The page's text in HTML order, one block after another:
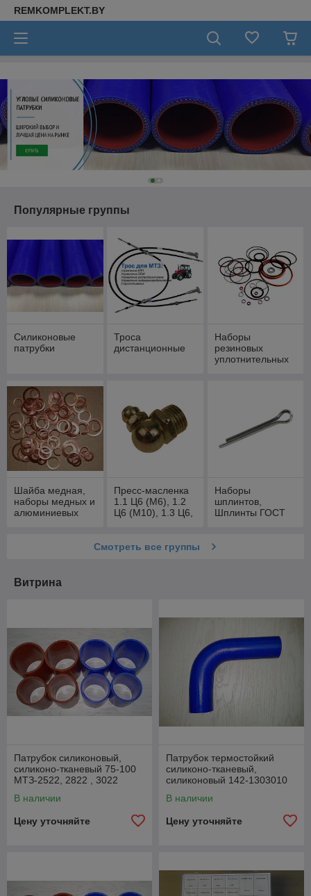
REMKOMPLEKT.BY
Популярные группы
Силиконовые
патрубки
Троса
дистанционные
Наборы
резиновых
уплотнительных
Шайба медная,
наборы медных и
алюминиевых
Пресс-масленка
1.1 Ц6 (М6), 1.2
Ц6 (М10), 1.3 Ц6,
74
Наборы
шплинтов,
Шплинты ГОСТ
Смотреть все группы
Витрина
Патрубок силиконовый,
силиконо-тканевый 75-100
МТЗ-2522, 2822 , 3022
В наличии
Цену уточняйте
Патрубок термостойкий
силиконо-тканевый,
силиконовый 142-1303010
двигатель (DEUTZ
В наличии
Цену уточняйте